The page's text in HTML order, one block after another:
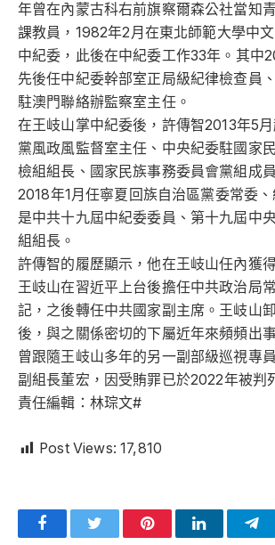
年曾在內蒙古科右前旗察爾森公社當知
課教員，1982年2月在東北師範大學中
中紀委，此後在中紀委工作33年。其中
先後任中紀委幹部室正局級紀律檢查員
駐澳門聯絡辦監察室主任。
在王岐山掌中紀委後，許傳智2013年5
黨風政風監督室主任、中央紀委駐國家
檢組組長、國家民族事務委員會黨組成
2018年1月任寧夏回族自治區黨委常委
是中共十九屆中紀委委員、第十九屆中
組組長。
許傳智的履歷顯示，他在王岐山任內獲
王岐山在習近平上台後擔任中共政治局
記，之後轉任中共國家副主席。王岐山
後，與之關係密切的下屬近年來頻頻出
曾跟隨王岐山多年的另一副部級巡視專
副組長董宏，因受賄罪已於2022年被判
責任編輯：林琮文#
Post Views: 17,810
FacebookTwitter PinterestLinkedIn